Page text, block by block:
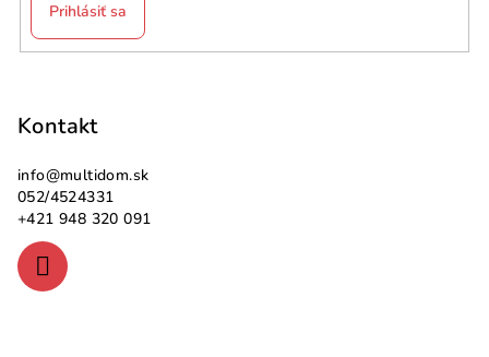
Prihlásiť sa
Kontakt
info@multidom.sk
052/4524331
+421 948 320 091